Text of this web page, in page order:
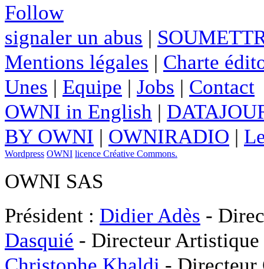
Follow
signaler un abus |
Mentions légales | Charte
Unes | Equipe | Jobs | Contact
OWNI in English |
BY OWNI | OWNIRADIO |
Wordpress OWNI licence Créative Commons.
OWNI SAS
Président : Didier Adès -
Dasquié - Directeur